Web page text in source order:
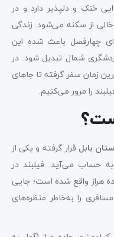
خنک و دلپذیر دارد و در
از سکنه می‌شود. زندگی
چهارفصل باعث شده این
شمال تبدیل شود. در
زمان سفر گرفته تا جاهای
را مرور می‌کنیم.
بابل قرار گرفته و یکی از
حساب می‌آید. فیلبند در
جاده هراز واقع شده است؛ جایی
را به‌خاطر منظره‌های